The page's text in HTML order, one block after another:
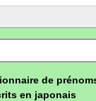
de
en japonais